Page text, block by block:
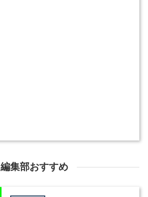
編集部おすすめ